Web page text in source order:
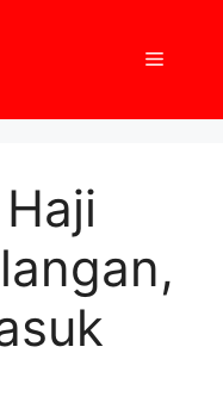
Menu